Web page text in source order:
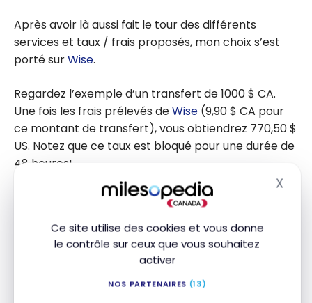
Ce site utilise des cookies et vous donne
le contrôle sur ceux que vous souhaitez
activer
NOS PARTENAIRES (13)
X
Après avoir là aussi fait le tour des différents
services et taux / frais proposés, mon choix s’est
porté surWise.
Regardez l’exemple d’un transfert de 1000 $ CA.
Une fois les frais prélevés deWise (9,90 $ CA pour
ce montant de transfert), vous obtiendrez 770,50 $
US. Notez que ce taux est bloqué pour une durée de
48 heures!